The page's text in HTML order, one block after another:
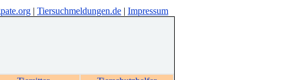
| Tiersuchmeldungen.de | Impressum